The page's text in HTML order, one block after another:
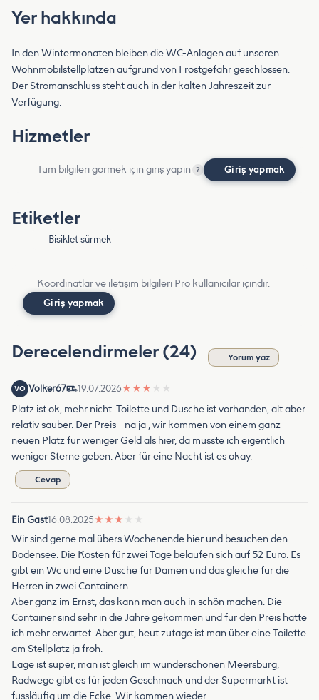
Yer hakkında
In den Wintermonaten bleiben die WC-Anlagen auf unseren
Wohnmobilstellplätzen aufgrund von Frostgefahr geschlossen.
Der Stromanschluss steht auch in der kalten Jahreszeit zur
Verfügung.
Hizmetler
Tüm bilgileri görmek için giriş yapın ? Giriş yapmak
Etiketler
Bisiklet sürmek
Koordinatlar ve iletişim bilgileri Pro kullanıcılar içindir.
Giriş yapmak
Derecelendirmeler (24) Yorum yaz
VO Volker67 19.07.2026★ ★ ★ ★ ★
Platz ist ok, mehr nicht. Toilette und Dusche ist vorhanden, alt aber
relativ sauber. Der Preis - na ja , wir kommen von einem ganz
neuen Platz für weniger Geld als hier, da müsste ich eigentlich
weniger Sterne geben. Aber für eine Nacht ist es okay.
Cevap
Ein Gast16.08.2025★ ★ ★ ★ ★
Wir sind gerne mal übers Wochenende hier und besuchen den
Bodensee. Die Kosten für zwei Tage belaufen sich auf 52 Euro. Es
gibt ein Wc und eine Dusche für Damen und das gleiche für die
Herren in zwei Containern.
Aber ganz im Ernst, das kann man auch in schön machen. Die
Container sind sehr in die Jahre gekommen und für den Preis hätte
ich mehr erwartet. Aber gut, heut zutage ist man über eine Toilette
am Stellplatz ja froh.
Lage ist super, man ist gleich im wunderschönen Meersburg,
Radwege gibt es für jeden Geschmack und der Supermarkt ist
fussläufig um die Ecke. Wir kommen wieder.